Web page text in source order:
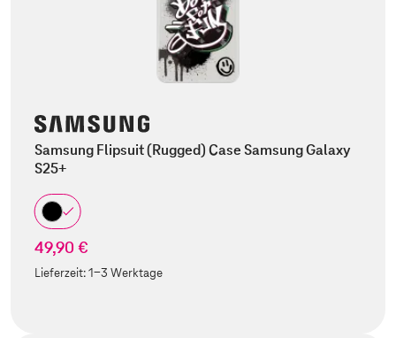
Samsung Flipsuit (Rugged) Case Samsung Galaxy
S25+
49,90 €
Lieferzeit:1-3 Werktage